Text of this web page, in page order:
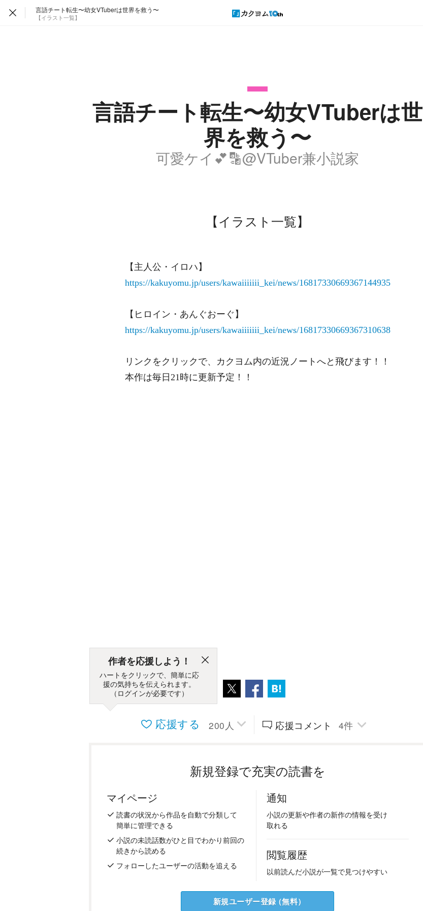
言語チート転生〜幼女VTuberは世界を救う〜
【イラスト一覧】
言語チート転生〜幼女VTuberは世
界を救う〜
可愛ケイ💕🔡@VTuber兼小説家
【イラスト一覧】
【主人公・イロハ】
https://kakuyomu.jp/users/kawaiiiiiii_kei/news/16817330669367144935
【ヒロイン・あんぐおーぐ】
https://kakuyomu.jp/users/kawaiiiiiii_kei/news/16817330669367310638
リンクをクリックで、カクヨム内の近況ノートへと飛びます！！
本作は毎日21時に更新予定！！
作者を応援しよう！
ハートをクリックで、簡単に応
援の気持ちを伝えられます。
（ログインが必要です）
応援する 200 人 応援コメント 4件
新規登録で充実の読書を
マイページ
読書の状況から作品を自動で分類して
簡単に管理できる
小説の未読話数がひと目でわかり前回の
続きから読める
フォロー したユーザーの活動を追える
通知
小説の更新や作者の新作の情報を受け
取れる
閲覧履歴
以前読んだ小説が一覧で見つけやすい
新規ユーザー登録（無料）